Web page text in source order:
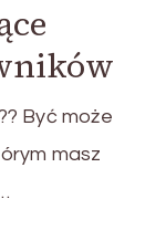
Być może
masz